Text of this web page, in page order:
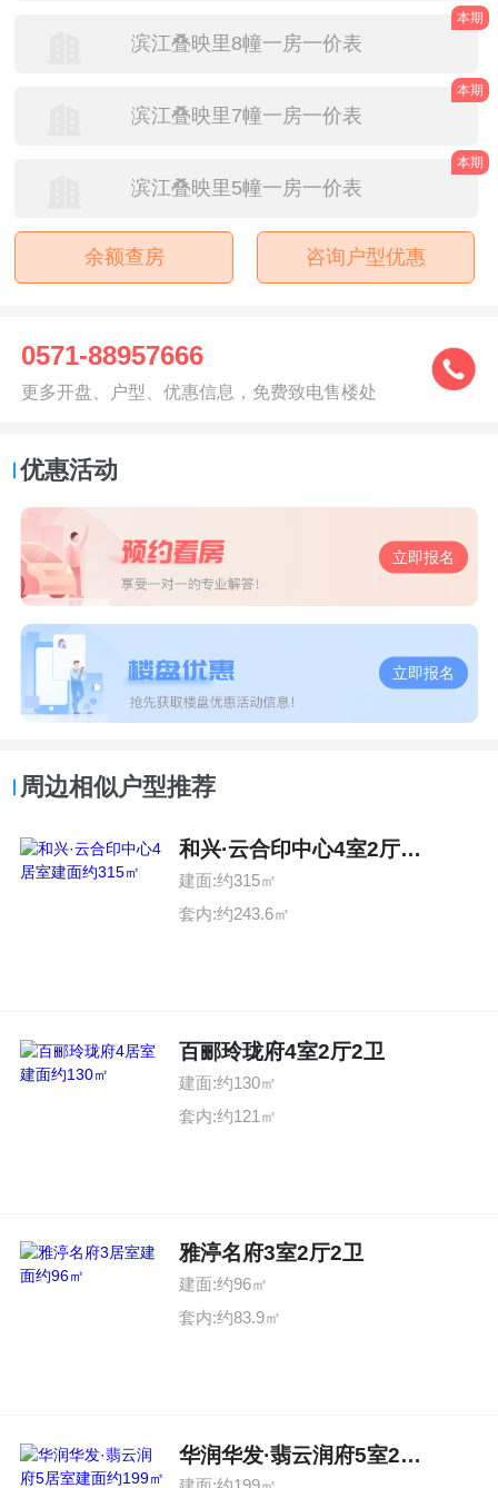
滨江叠映里8幢一房一价表
本期
滨江叠映里7幢一房一价表
本期
滨江叠映里5幢一房一价表
本期
余额查房 咨询户型优惠
0571-88957666
更多开盘、户型、优惠信息，免费致电售楼处
优惠活动
立即报名
立即报名
周边相似户型推荐
和兴·云合印中心4室2厅4卫
建面:约315㎡
套内:约243.6㎡
百郦玲珑府4室2厅2卫
建面:约130㎡
套内:约121㎡
雅渟名府3室2厅2卫
建面:约96㎡
套内:约83.9㎡
华润华发·翡云润府5室2厅3卫